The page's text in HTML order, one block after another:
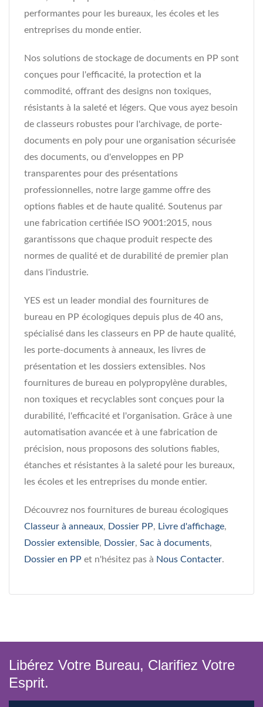
performantes pour les bureaux, les écoles et les
entreprises du monde entier.
Nos solutions de stockage de documents en PP sont
conçues pour l'efficacité, la protection et la
commodité, offrant des designs non toxiques,
résistants à la saleté et légers. Que vous ayez besoin
de classeurs robustes pour l'archivage, de porte-
documents en poly pour une organisation sécurisée
des documents, ou d'enveloppes en PP
transparentes pour des présentations
professionnelles, notre large gamme offre des
options fiables et de haute qualité. Soutenus par
une fabrication certifiée ISO 9001:2015, nous
garantissons que chaque produit respecte des
normes de qualité et de durabilité de premier plan
dans l'industrie.
YES est un leader mondial des fournitures de
bureau en PP écologiques depuis plus de 40 ans,
spécialisé dans les classeurs en PP de haute qualité,
les porte-documents à anneaux, les livres de
présentation et les dossiers extensibles. Nos
fournitures de bureau en polypropylène durables,
non toxiques et recyclables sont conçues pour la
durabilité, l'efficacité et l'organisation. Grâce à une
automatisation avancée et à une fabrication de
précision, nous proposons des solutions fiables,
étanches et résistantes à la saleté pour les bureaux,
les écoles et les entreprises du monde entier.
Découvrez nos fournitures de bureau écologiques
Classeur à anneaux, Dossier PP, Livre d'affichage,
Dossier extensible, Dossier, Sac à documents,
Dossier en PP et n'hésitez pas à Nous Contacter.
Libérez Votre Bureau, Clarifiez Votre
Esprit.